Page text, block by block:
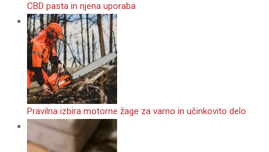
CBD pasta in njena uporaba
Pravilna izbira motorne žage za varno in učinkovito delo